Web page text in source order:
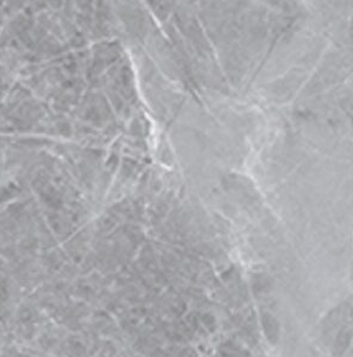
0988 527 222
0110421554
Khu đô thị mới Trung Văn, đường
nhà 59, Dãy 1, Khu tập thể công an